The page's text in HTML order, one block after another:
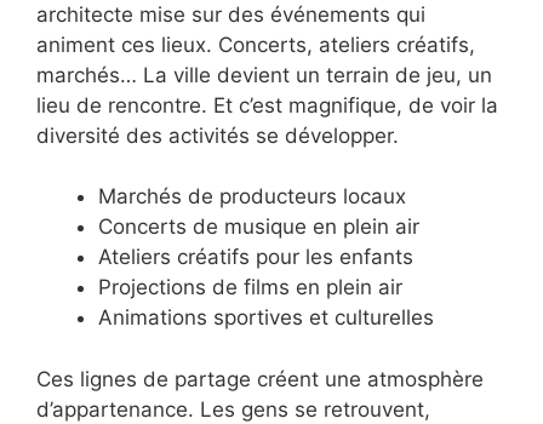
architecte mise sur des événements qui
animent ces lieux. Concerts, ateliers créatifs,
marchés… La ville devient un terrain de jeu, un
lieu de rencontre. Et c’est magnifique, de voir la
diversité des activités se développer.
Marchés de producteurs locaux
Concerts de musique en plein air
Ateliers créatifs pour les enfants
Projections de films en plein air
Animations sportives et culturelles
Ces lignes de partage créent une atmosphère
d’appartenance. Les gens se retrouvent,